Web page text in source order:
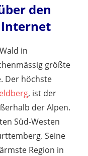
den
in
größte
Der höchste
, ist der
der Alpen.
Süd-Westen
Seine
Region in